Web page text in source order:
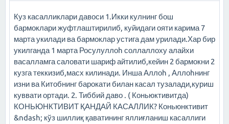
Куз касалликлари давоси 1.Икки кулнинг бош
бармоклари жуфтлаштирилиб, куйидаги ояти карима 7
марта укилади ва бармоклар устига дам урилади.Хар бир
укилганда 1 марта Росулуллоh соллаллоху алайхи
васалламга саловати шариф айтилиб,кейин 2 бармокни 2
кузга теккизиб,масх килинади. Инша Аллоh , Аллоhнинг
изни ва Китобнинг барокати билан касал тузалади,куриш
куввати ортади. 2. Тиббий даво . ( Коньюктивитда)
КОНЬЮНКТИВИТ ҚАНДАЙ КАСАЛЛИК? Коньюнктивит
&ndash; кўз шиллиқ қаватининг яллиғланиш касаллиги